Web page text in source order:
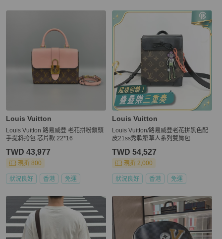
Louis Vuitton
Louis Vuitton 路易威登 老花拼粉鎖頭
手提斜挎包 芯片款 22*16
TWD 43,977
現折 800
狀況良好 香港 免運
Louis Vuitton
Louis Vuitton/路易威登老花拼黑色配
皮21ss秀款稻草人系列雙肩包
TWD 54,527
現折 2,000
狀況良好 香港 免運